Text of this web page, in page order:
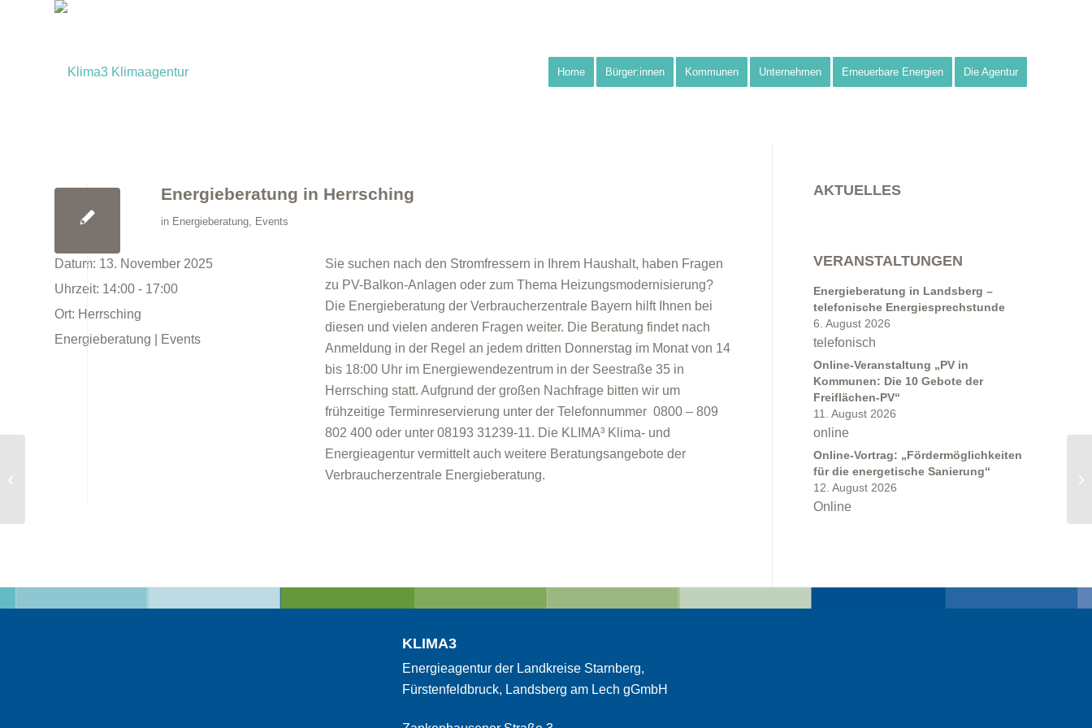
Home Bürger:innen Kommunen Unternehmen Erneuerbare Energien Die Agentur
Energieberatung in Herrsching
in Energieberatung, Events
Datum: 13. November 2025
Uhrzeit: 14:00 - 17:00
Ort: Herrsching
Energieberatung | Events
Sie suchen nach den Stromfressern in Ihrem Haushalt, haben Fragen
zu PV-Balkon-Anlagen oder zum Thema Heizungsmodernisierung?
Die Energieberatung der Verbraucherzentrale Bayern hilft Ihnen bei
diesen und vielen anderen Fragen weiter. Die Beratung findet nach
Anmeldung in der Regel an jedem dritten Donnerstag im Monat von 14
bis 18:00 Uhr im Energiewendezentrum in der Seestraße 35 in
Herrsching statt. Aufgrund der großen Nachfrage bitten wir um
frühzeitige Terminreservierung unter der Telefonnummer 0800 – 809
802 400 oder unter 08193 31239-11. Die KLIMA³ Klima- und
Energieagentur vermittelt auch weitere Beratungsangebote der
Verbraucherzentrale Energieberatung.
AKTUELLES
VERANSTALTUNGEN
Energieberatung in Landsberg –
telefonische Energiesprechstunde
6. August 2026
telefonisch
Online-Veranstaltung „PV in
Kommunen: Die 10 Gebote der
Freiflächen-PV“
11. August 2026
online
Online-Vortrag: „Fördermöglichkeiten
für die energetische Sanierung“
12. August 2026
Online
KLIMA3
Energieagentur der Landkreise Starnberg,
Fürstenfeldbruck, Landsberg am Lech gGmbH